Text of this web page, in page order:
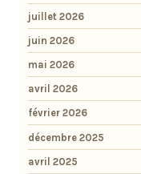
juillet 2026
juin 2026
mai 2026
avril 2026
février 2026
décembre 2025
avril 2025